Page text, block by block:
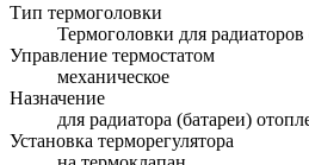
Тип термоголовки
Термоголовки для
Управление термостатом
механическое
Назначение
для радиатора (батареи)
Установка терморегулятора